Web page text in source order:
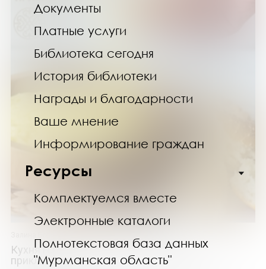
Документы
Платные услуги
Библиотека сегодня
История библиотеки
Награды и благодарности
Ваше мнение
Информирование граждан
Ресурсы
Комплектуемся вместе
Электронные каталоги
Полнотекстовая база данных
"Мурманская область"
Кухня гор. Невероятные кулинарные
приключения